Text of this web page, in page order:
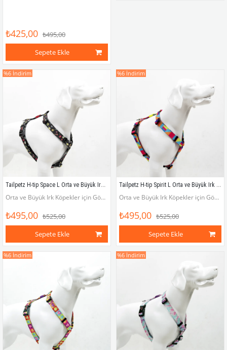
₺425,00 ₺495,00
Sepete Ekle
Tailpetz H-tip Space L Orta ve Büyük Irk Köpek Göğüs Tasması (Göğüs 62 cm x 107 cm)
Orta ve Büyük Irk Köpekler için Göğüs Tasması (Göğüs çevresi 62 - 107 cm)
₺495,00 ₺525,00
Sepete Ekle
%6 İndirim
Tailpetz H-tip Spirit L Orta ve Büyük Irk Köpek Göğüs Tasması (Göğüs 62 cm x 107 cm)
Orta ve Büyük Irk Köpekler için Göğüs Tasması (Göğüs çevresi 62 - 107 cm)
₺495,00 ₺525,00
Sepete Ekle
%6 İndirim
%6 İndirim %6 İndirim